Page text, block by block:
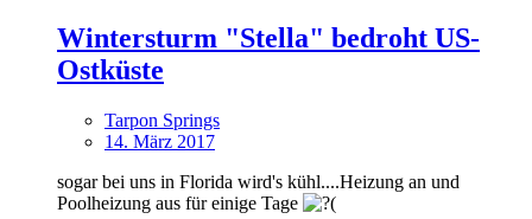
Wintersturm "Stella" bedroht US-
Ostküste
Tarpon Springs
14. März 2017
sogar bei uns in Florida wird's kühl....Heizung an und
Poolheizung aus für einige Tage